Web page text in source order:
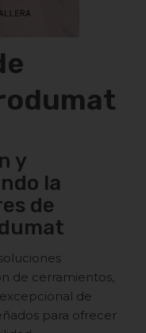
y
la
de
de cerramientos,
de
para ofrecer